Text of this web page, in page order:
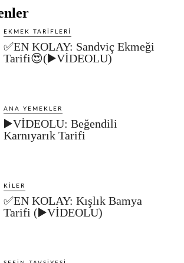
EKMEK TARIFLERI
✅EN KOLAY: Sandviç Ekmeği
Tarifi😍(▶️VİDEOLU)
ANA YEMEKLER
▶️VİDEOLU: Beğendili
Karnıyarık Tarifi
KILER
✅EN KOLAY: Kışlık Bamya
Tarifi (▶️VİDEOLU)